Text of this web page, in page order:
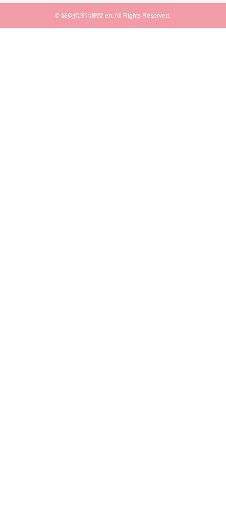
© 鍼灸指圧治療院 en. All Rights Reserved.